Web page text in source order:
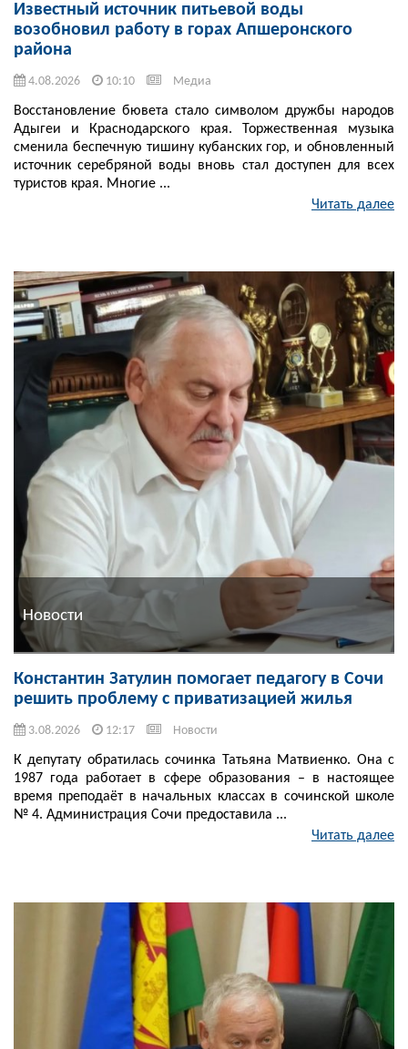
Известный источник питьевой воды
возобновил работу в горах Апшеронского
района
4.08.2026 10:10 Медиа
Восстановление бювета стало символом дружбы народов
Адыгеи и Краснодарского края. Торжественная музыка
сменила беспечную тишину кубанских гор, и обновленный
источник серебряной воды вновь стал доступен для всех
туристов края. Многие ...
Читать далее
Новости
Константин Затулин помогает педагогу в Сочи
решить проблему с приватизацией жилья
3.08.2026 12:17 Новости
К депутату обратилась сочинка Татьяна Матвиенко. Она с
1987 года работает в сфере образования – в настоящее
время преподаёт в начальных классах в сочинской школе
№ 4. Администрация Сочи предоставила ...
Читать далее